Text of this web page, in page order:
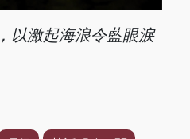
以激起海浪令藍眼淚